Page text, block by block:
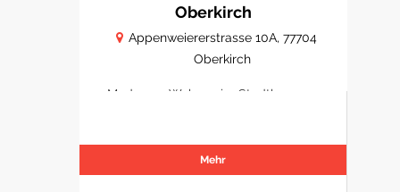
Oberkirch
Appenweiererstrasse 10A, 77704
Oberkirch
Modernes Wohnen im Stadtkern von
Mehr